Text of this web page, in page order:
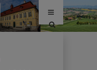
Site
search